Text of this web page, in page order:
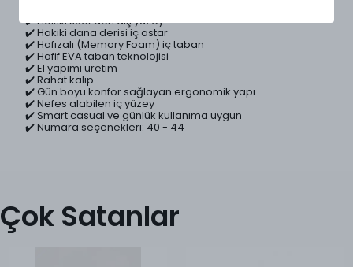
✔️ Hakiki süet deri dış yüzey
✔️ Hakiki dana derisi iç astar
✔️ Hafızalı (Memory Foam) iç taban
✔️ Hafif EVA taban teknolojisi
✔️ El yapımı üretim
✔️ Rahat kalıp
✔️ Gün boyu konfor sağlayan ergonomik yapı
✔️ Nefes alabilen iç yüzey
✔️ Smart casual ve günlük kullanıma uygun
✔️ Numara seçenekleri: 40 - 44
Çok Satanlar